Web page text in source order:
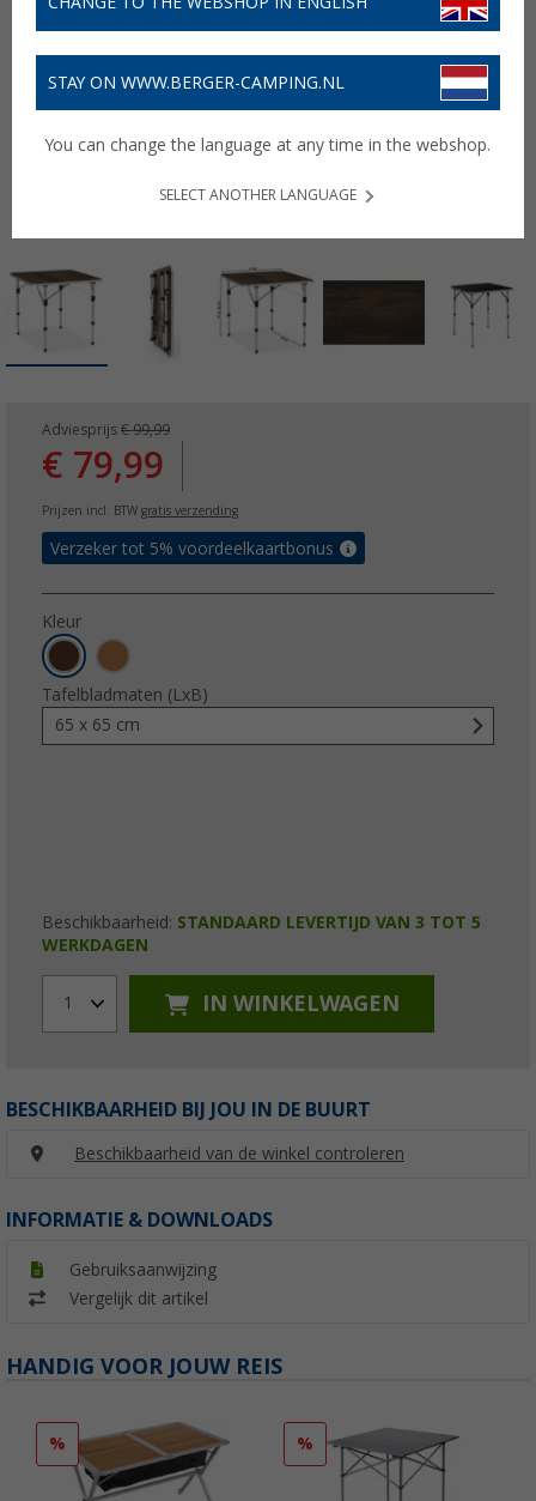
Adviesprijs € 99,99
€ 79,99
Prijzen incl. BTW gratis verzending
Verzeker tot 5% voordeelkaartbonus
Kleur
Tafelbladmaten (LxB)
65 x 65 cm
Beschikbaarheid: STANDAARD LEVERTIJD VAN 3 TOT 5
WERKDAGEN
1 IN WINKELWAGEN
BESCHIKBAARHEID BIJ JOU IN DE BUURT
Beschikbaarheid van de winkel controleren
INFORMATIE & DOWNLOADS
Gebruiksaanwijzing
Vergelijk dit artikel
HANDIG VOOR JOUW REIS
% %
STAY ON WWW.BERGER-CAMPING.NL
You can change the language at any time in the webshop.
SELECT ANOTHER LANGUAGE